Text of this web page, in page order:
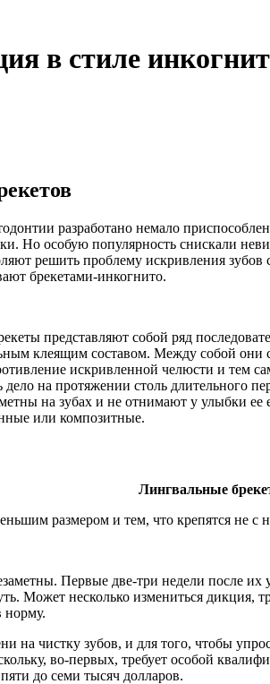
в стиле
разработано немало
Но особую популярность снискали
решить проблему искривления
брекетами-инкогнито.
представляют собой ряд
клеящим составом. Между собой они
искривленной челюсти и тем
на протяжении столь длительного
на зубах и не отнимают у улыбки
или композитные.
Лингвальные
размером и тем, что крепятся не с
Первые две-три недели после
Может несколько измениться дикция,
норму.
на чистку зубов, и для того, чтобы
во-первых, требует особой
до семи тысяч долларов.